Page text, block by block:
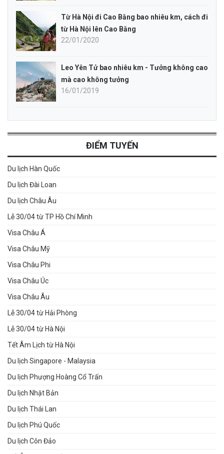
Từ Hà Nội đi Cao Bằng bao nhiêu km, cách đi
từ Hà Nội lên Cao Bằng
22/01/2020
Leo Yên Tử bao nhiêu km - Tưởng không cao
mà cao không tưởng
16/01/2019
ĐIỂM TUYẾN
Du lịch Hàn Quốc
Du lịch Đài Loan
Du lịch Châu Âu
Lễ 30/04 từ TP Hồ Chí Minh
Visa Châu Á
Visa Châu Mỹ
Visa Châu Phi
Visa Châu Úc
Visa Châu Âu
Lễ 30/04 từ Hải Phòng
Lễ 30/04 từ Hà Nội
Tết Âm Lịch từ Hà Nội
Du lịch Singapore - Malaysia
Du lịch Phượng Hoàng Cổ Trấn
Du lịch Nhật Bản
Du lịch Thái Lan
Du lịch Phú Quốc
Du lịch Côn Đảo